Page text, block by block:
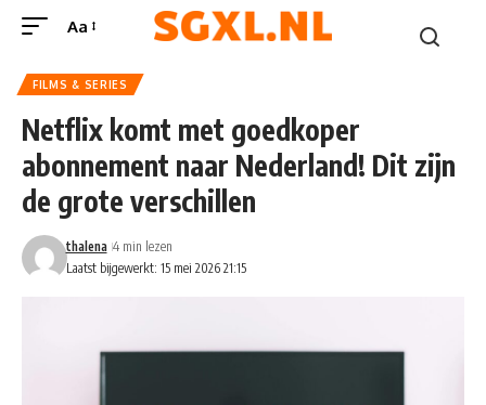
Aa
FILMS & SERIES
Netflix komt met goedkoper
abonnement naar Nederland! Dit zijn
de grote verschillen
Laatst bijgewerkt: 15 mei 2026 21:15
thalena 4 min lezen